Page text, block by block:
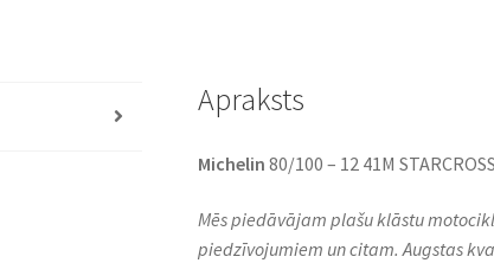
Apraksts
Michelin 80/100 – 12 41M
Mēs piedāvājam plašu klāstu
piedzīvojumiem un citam. Augstas